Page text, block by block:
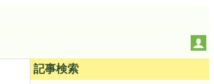
記事検索